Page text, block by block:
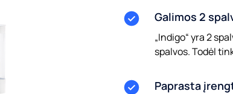
Galimos 2
„Indigo“ yra 2
spalvos. Todėl
Paprasta